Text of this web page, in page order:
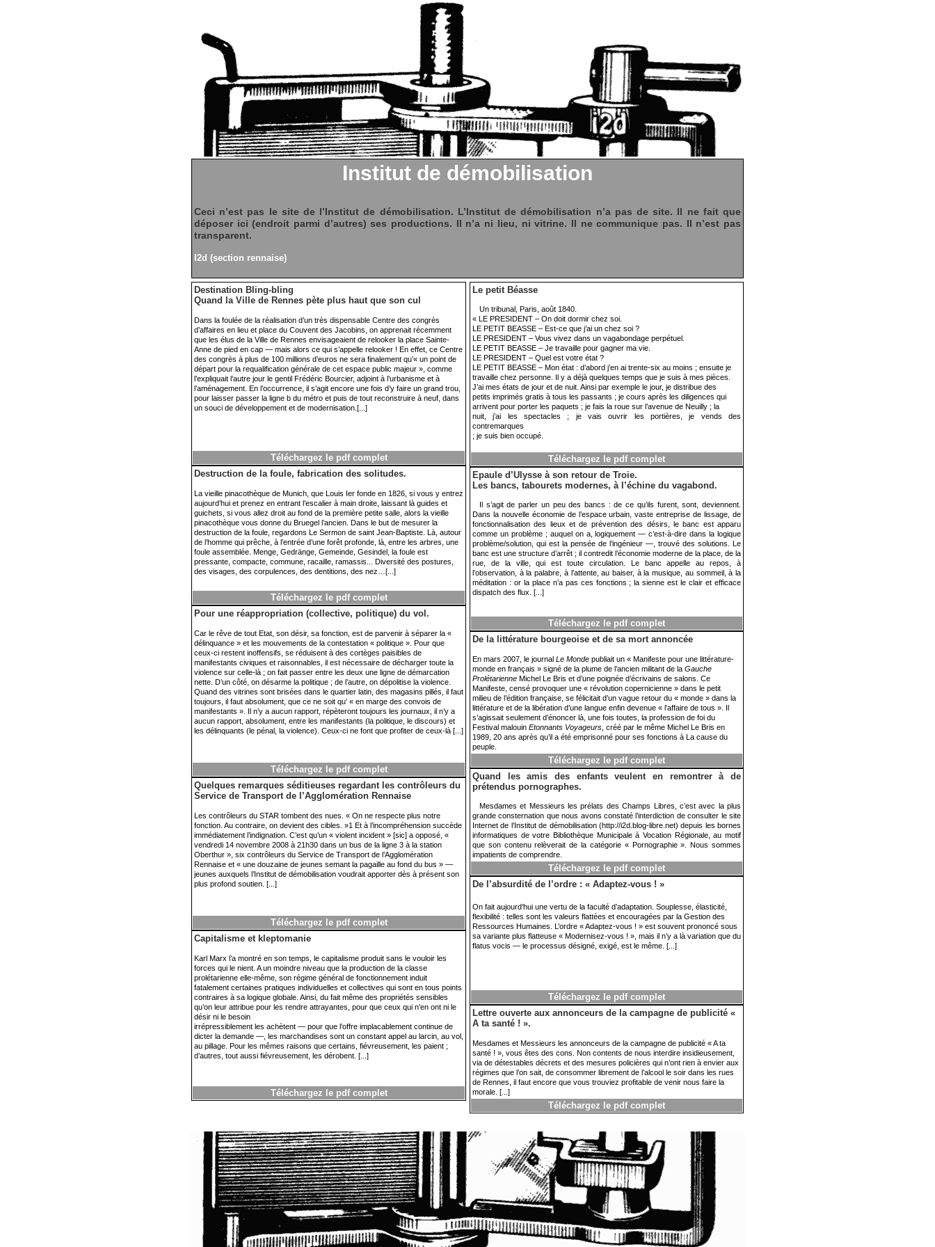
Institut de démobilisation
Ceci n’est pas le site de l’Institut de démobilisation. L’Institut de démobilisation n’a pas de site. Il ne fait que
déposer ici (endroit parmi d’autres) ses productions. Il n’a ni lieu, ni vitrine. Il ne communique pas. Il n’est pas
transparent.
I2d (section rennaise)
Destination Bling-bling
Quand la Ville de Rennes pète plus haut que son cul
Dans la foulée de la réalisation d’un très dispensable Centre des congrès
d’affaires en lieu et place du Couvent des Jacobins, on apprenait récemment
que les élus de la Ville de Rennes envisageaient de relooker la place Sainte-
Anne de pied en cap — mais alors ce qui s’appelle relooker ! En effet, ce Centre
des congrès à plus de 100 millions d’euros ne sera finalement qu’« un point de
départ pour la requalification générale de cet espace public majeur », comme
l’expliquait l’autre jour le gentil Frédéric Bourcier, adjoint à l’urbanisme et à
l’aménagement. En l’occurrence, il s’agit encore une fois d’y faire un grand trou,
pour laisser passer la ligne b du métro et puis de tout reconstruire à neuf, dans
un souci de développement et de modernisation. [...]
Téléchargez le pdf complet
Destruction de la foule, fabrication des solitudes.
La vieille pinacothèque de Munich, que Louis Ier fonde en 1826, si vous y entrez
aujourd’hui et prenez en entrant l’escalier à main droite, laissant là guides et
guichets, si vous allez droit au fond de la première petite salle, alors la vieille
pinacothèque vous donne du Bruegel l’ancien. Dans le but de mesurer la
destruction de la foule, regardons Le Sermon de saint Jean-Baptiste. Là, autour
de l’homme qui prêche, à l’entrée d’une forêt profonde, là, entre les arbres, une
foule assemblée. Menge, Gedränge, Gemeinde, Gesindel, la foule est
pressante, compacte, commune, racaille, ramassis... Diversité des postures,
des visages, des corpulences, des dentitions, des nez… [...]
Téléchargez le pdf complet
Pour une réappropriation (collective, politique) du vol.
Car le rêve de tout Etat, son désir, sa fonction, est de parvenir à séparer la «
délinquance » et les mouvements de la contestation « politique ». Pour que
ceux-ci restent inoffensifs, se réduisent à des cortèges paisibles de
manifestants civiques et raisonnables, il est nécessaire de décharger toute la
violence sur celle-là ; on fait passer entre les deux une ligne de démarcation
nette. D’un côté, on désarme la politique ; de l’autre, on dépolitise la violence.
Quand des vitrines sont brisées dans le quartier latin, des magasins pillés, il faut
toujours, il faut absolument, que ce ne soit qu’ « en marge des convois de
manifestants ». Il n’y a aucun rapport, répèteront toujours les journaux, il n’y a
aucun rapport, absolument, entre les manifestants (la politique, le discours) et
les délinquants (le pénal, la violence). Ceux-ci ne font que profiter de ceux-là [...]
Téléchargez le pdf complet
Quelques remarques séditieuses regardant les contrôleurs du
Service de Transport de l’Agglomération Rennaise
Les contrôleurs du STAR tombent des nues. « On ne respecte plus notre
fonction. Au contraire, on devient des cibles. »1 Et à l’incompréhension succède
immédiatement l’indignation. C’est qu’un « violent incident » [sic] a opposé, «
vendredi 14 novembre 2008 à 21h30 dans un bus de la ligne 3 à la station
Oberthur », six contrôleurs du Service de Transport de l’Agglomération
Rennaise et « une douzaine de jeunes semant la pagaille au fond du bus » —
jeunes auxquels l’Institut de démobilisation voudrait apporter dès à présent son
plus profond soutien. [...]
Téléchargez le pdf complet
Capitalisme et kleptomanie
Karl Marx l’a montré en son temps, le capitalisme produit sans le vouloir les
forces qui le nient. A un moindre niveau que la production de la classe
prolétarienne elle-même, son régime général de fonctionnement induit
fatalement certaines pratiques individuelles et collectives qui sont en tous points
contraires à sa logique globale. Ainsi, du fait même des propriétés sensibles
qu’on leur attribue pour les rendre attrayantes, pour que ceux qui n’en ont ni le
désir ni le besoin
irrépressiblement les achètent — pour que l’offre implacablement continue de
dicter la demande —, les marchandises sont un constant appel au larcin, au vol,
au pillage. Pour les mêmes raisons que certains, fiévreusement, les paient ;
d’autres, tout aussi fiévreusement, les dérobent. [...]
Téléchargez le pdf complet
Le petit Béasse
Un tribunal, Paris, août 1840.
« LE PRESIDENT – On doit dormir chez soi.
LE PETIT BEASSE – Est-ce que j’ai un chez soi ?
LE PRESIDENT – Vous vivez dans un vagabondage perpétuel.
LE PETIT BEASSE – Je travaille pour gagner ma vie.
LE PRESIDENT – Quel est votre état ?
LE PETIT BEASSE – Mon état : d’abord j’en ai trente-six au moins ; ensuite je
travaille chez personne. Il y a déjà quelques temps que je suis à mes pièces.
J’ai mes états de jour et de nuit. Ainsi par exemple le jour, je distribue des
petits imprimés gratis à tous les passants ; je cours après les diligences qui
arrivent pour porter les paquets ; je fais la roue sur l’avenue de Neuilly ; la
nuit, j’ai les spectacles ; je vais ouvrir les portières, je vends des
contremarques
; je suis bien occupé.
Téléchargez le pdf complet
Epaule d’Ulysse à son retour de Troie.
Les bancs, tabourets modernes, à l’échine du vagabond.
Il s’agit de parler un peu des bancs : de ce qu’ils furent, sont, deviennent.
Dans la nouvelle économie de l’espace urbain, vaste entreprise de lissage, de
fonctionnalisation des lieux et de prévention des désirs, le banc est apparu
comme un problème ; auquel on a, logiquement — c’est-à-dire dans la logique
problème/solution, qui est la pensée de l’ingénieur —, trouvé des solutions. Le
banc est une structure d’arrêt ; il contredit l’économie moderne de la place, de la
rue, de la ville, qui est toute circulation. Le banc appelle au repos, à
l’observation, à la palabre, à l’attente, au baiser, à la musique, au sommeil, à la
méditation : or la place n’a pas ces fonctions ; la sienne est le clair et efficace
dispatch des flux. [...]
Téléchargez le pdf complet
De la littérature bourgeoise et de sa mort annoncée
En mars 2007, le journal Le Monde publiait un « Manifeste pour une littérature-
monde en français » signé de la plume de l’ancien militant de la Gauche
Prolétarienne Michel Le Bris et d’une poignée d’écrivains de salons. Ce
Manifeste, censé provoquer une « révolution copernicienne » dans le petit
milieu de l’édition française, se félicitait d’un vague retour du « monde » dans la
littérature et de la libération d’une langue enfin devenue « l’affaire de tous ». Il
s’agissait seulement d’énoncer là, une fois toutes, la profession de foi du
Festival malouin Etonnants Voyageurs , créé par le même Michel Le Bris en
1989, 20 ans après qu’il a été emprisonné pour ses fonctions à La cause du
peuple.
Téléchargez le pdf complet
Quand les amis des enfants veulent en remontrer à de
prétendus pornographes.
Mesdames et Messieurs les prélats des Champs Libres, c’est avec la plus
grande consternation que nous avons constaté l’interdiction de consulter le site
Internet de l’Institut de démobilisation (http://i2d.blog-libre.net) depuis les bornes
informatiques de votre Bibliothèque Municipale à Vocation Régionale, au motif
que son contenu relèverait de la catégorie « Pornographie ». Nous sommes
impatients de comprendre.
Téléchargez le pdf complet
De l’absurdité de l’ordre : « Adaptez-vous ! »
On fait aujourd’hui une vertu de la faculté d’adaptation. Souplesse, élasticité,
flexibilité : telles sont les valeurs flattées et encouragées par la Gestion des
Ressources Humaines. L’ordre « Adaptez-vous ! » est souvent prononcé sous
sa variante plus flatteuse « Modernisez-vous ! », mais il n’y a là variation que du
flatus vocis — le processus désigné, exigé, est le même. [...]
Téléchargez le pdf complet
Lettre ouverte aux annonceurs de la campagne de publicité «
A ta santé ! ».
Mesdames et Messieurs les annonceurs de la campagne de publicité « A ta
santé ! », vous êtes des cons. Non contents de nous interdire insidieusement,
via de détestables décrets et des mesures policières qui n’ont rien à envier aux
régimes que l’on sait, de consommer librement de l’alcool le soir dans les rues
de Rennes, il faut encore que vous trouviez profitable de venir nous faire la
morale. [...]
Téléchargez le pdf complet